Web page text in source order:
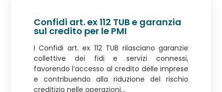
Confidi art. ex 112 TUB e garanzia
sul credito per le PMI
I Confidi art. ex 112 TUB rilasciano garanzie
collettive dei fidi e servizi connessi,
favorendo l’accesso al credito delle imprese
e contribuendo alla riduzione del rischio
creditizio nelle operazioni...